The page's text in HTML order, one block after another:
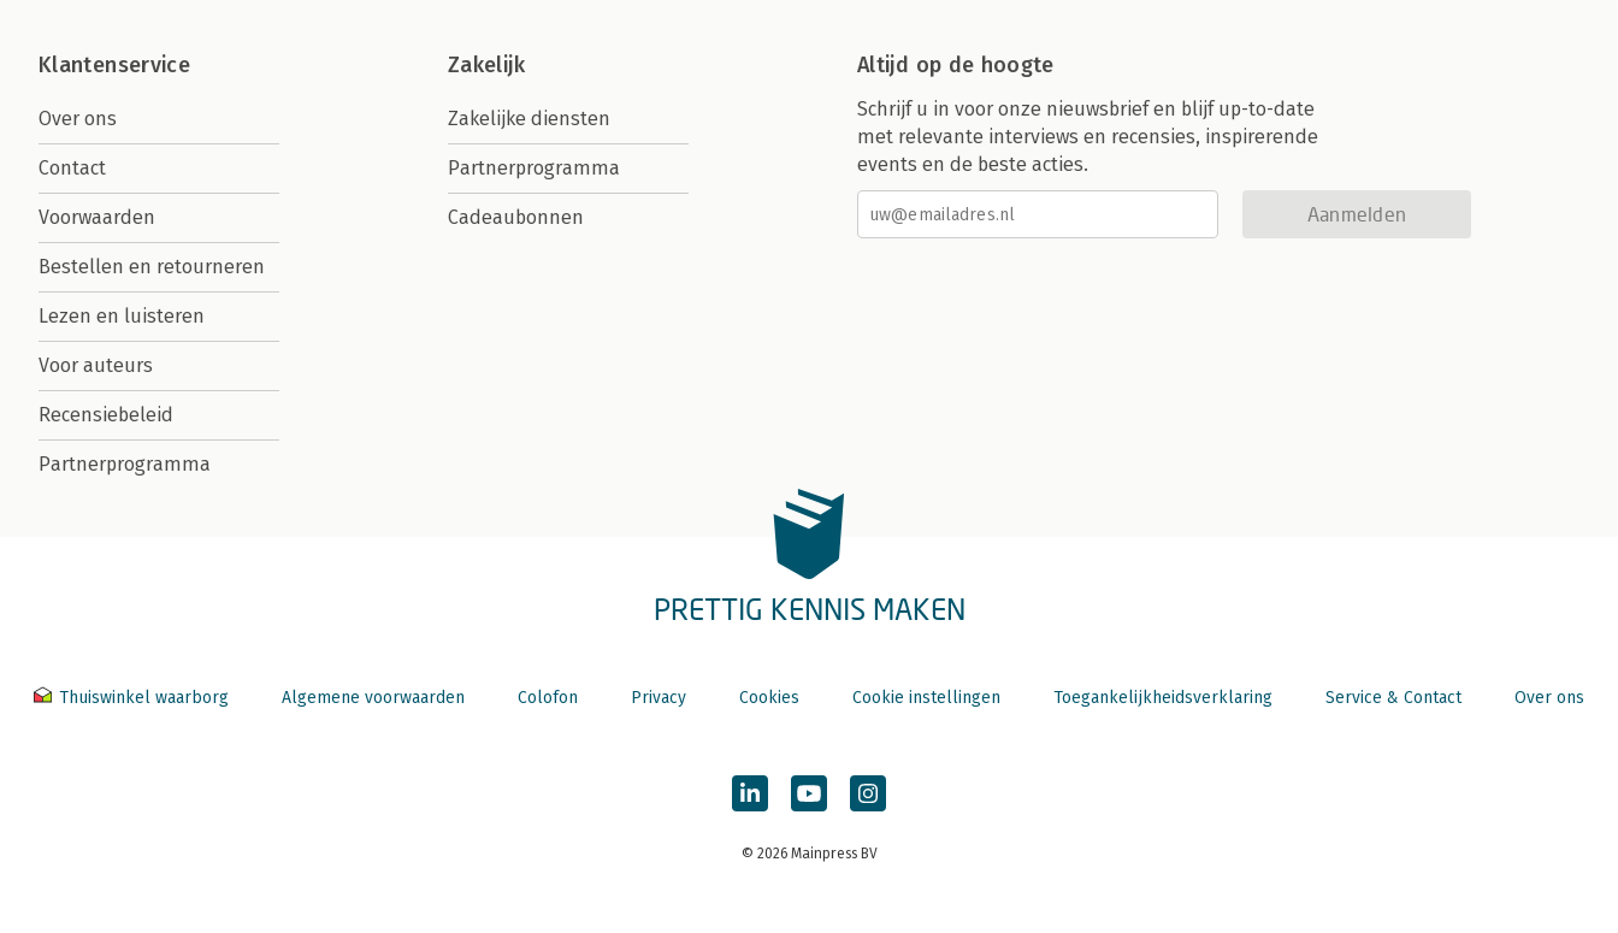
Klantenservice
Over ons
Contact
Voorwaarden
Bestellen en retourneren
Lezen en luisteren
Voor auteurs
Recensiebeleid
Partnerprogramma
Zakelijk
Zakelijke diensten
Partnerprogramma
Cadeaubonnen
Altijd op de hoogte
Schrijf u in voor onze nieuwsbrief en blijf up-to-date
met relevante interviews en recensies, inspirerende
events en de beste acties.
Aanmelden
PRETTIG KENNIS MAKEN
Thuiswinkel waarborg Algemene voorwaarden Colofon Privacy Cookies Cookie instellingen Toegankelijkheidsverklaring Service & Contact Over ons
© 2026 Mainpress BV